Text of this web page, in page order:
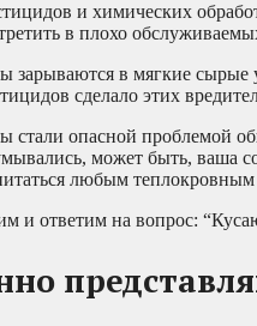
и химических
в плохо
зарываются в мягкие сырые
сделало этих
стали опасной проблемой
может быть, ваша
любым
и ответим на вопрос: